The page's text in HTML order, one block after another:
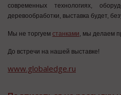
современных технологиях,
деревообработки, выставка будет,
Мы не торгуем станками, мы делаем
До встречи на нашей выставке!
www.globaledge.ru